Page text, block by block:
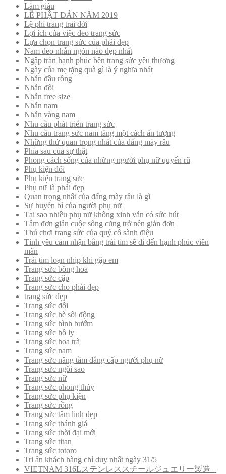
Làm giàu
LỄ PHẬT ĐẢN NĂM 2019
Lệ phí trang trải đời
Lợi ích của việc đeo trang sức
Lựa chọn trang sức của phái đẹp
Nam đeo nhẫn ngón nào đẹp nhất
Ngập tràn hạnh phúc bên trang sức yêu thương
Ngày của mẹ tặng quà gì là ý nghĩa nhất
Nhẫn đầu rồng
Nhẫn đôi
Nhẫn free size
Nhẫn nam
Nhẫn vàng nam
Nhu cầu phát triển trang sức
Nhu cầu trang sức nam tăng một cách ấn tượng
Những thứ quan trọng nhất của đấng mày râu
Phía sau của sự thật
Phong cách sống của những người phụ nữ quyến rũ
Phụ kiện đôi
Phụ kiện trang sức
Phụ nữ là phải đẹp
Quan trọng nhất của đấng mày râu là gì
Sự huyền bí của người phụ nữ
Tại sao nhiều phụ nữ không xinh vẫn có sức hút
Tâm đơn giản cuộc sống cũng trở nên giản đơn
Thú chơi trang sức của quý cô sành điệu
Tình yêu cảm nhận bằng trái tim sẽ đi đến hạnh phúc viên
mãn
Trái tim loạn nhịp khi gặp em
Trang sức bông hoa
Trang sức cặp
Trang sức cho phái đẹp
trang sức đẹp
Trang sức đôi
Trang sức hè sôi động
Trang sức hình bướm
Trang sức hồ ly
Trang sức hoa trà
Trang sức nam
Trang sức nâng tầm đẳng cấp người phụ nữ
Trang sức ngôi sao
Trang sức nữ
Trang sức phong thủy
Trang sức phụ kiện
Trang sức rồng
Trang sức tâm linh đẹp
Trang sức thánh giá
Trang sức thời đại mới
Trang sức titan
Trang sức totoro
Tri ân khách hàng chỉ duy nhất ngày 31/5
VIETNAM 316Lステンレススチールジュエリー製造 –